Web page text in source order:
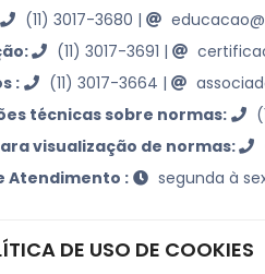
(11) 3017-3680 |
(11) 3017-3691 |
:
(11) 3017-3664 |
técnicas sobre normas:
visualização de normas:
Atendimento :
segunda à
DE USO DE COOKIES